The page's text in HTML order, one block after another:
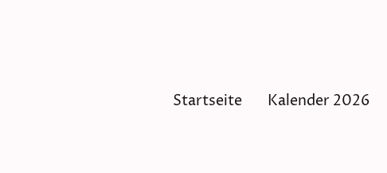
Startseite Kalender 2026